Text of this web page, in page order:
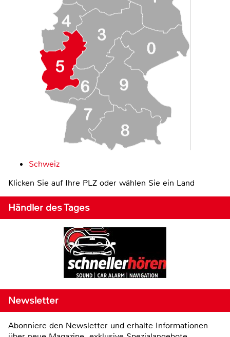
Schweiz
Klicken Sie auf Ihre PLZ oder wählen Sie ein Land
Händler des Tages
Newsletter
Abonniere den Newsletter und erhalte Informationen